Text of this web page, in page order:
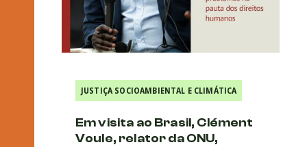
JUSTIÇA SOCIOAMBIENTAL E CLIMÁTICA
Em visita ao Brasil, Clément
Voule, relator da ONU,